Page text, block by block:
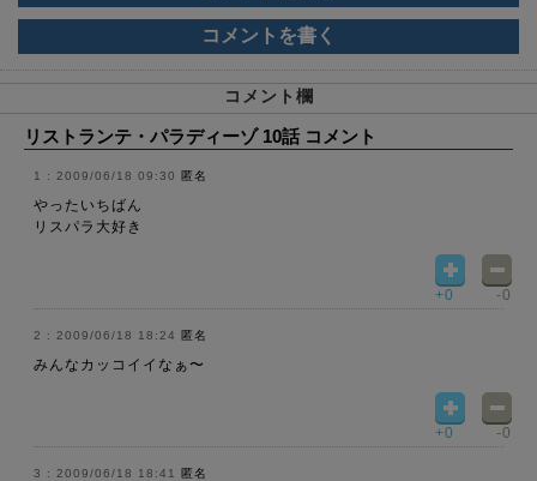
コメントを書く
コメント欄
リストランテ・パラディーゾ 10話 コメント
2009/06/18 09:30 匿名
やったいちばん
リスパラ大好き
+0 -0
2009/06/18 18:24 匿名
みんなカッコイイなぁ〜
+0 -0
2009/06/18 18:41 匿名